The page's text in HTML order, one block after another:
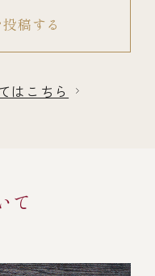
稿する
はこちら
て